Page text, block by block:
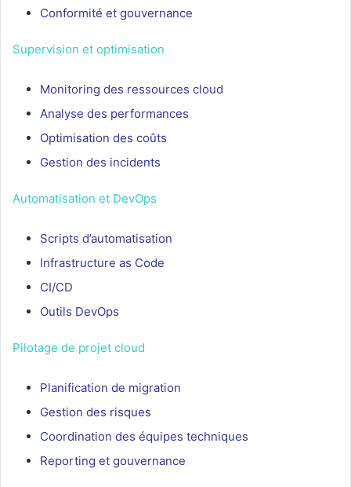
Conformité et gouvernance
Supervision et optimisation
Monitoring des ressources cloud
Analyse des performances
Optimisation des coûts
Gestion des incidents
Automatisation et DevOps
Scripts d’automatisation
Infrastructure as Code
CI/CD
Outils DevOps
Pilotage de projet cloud
Planification de migration
Gestion des risques
Coordination des équipes techniques
Reporting et gouvernance